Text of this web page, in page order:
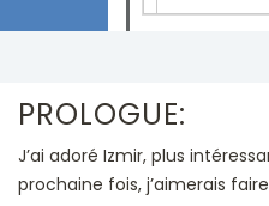
PROLOGUE:
J’ai adoré Izmir, plus
prochaine fois, j’aimerais